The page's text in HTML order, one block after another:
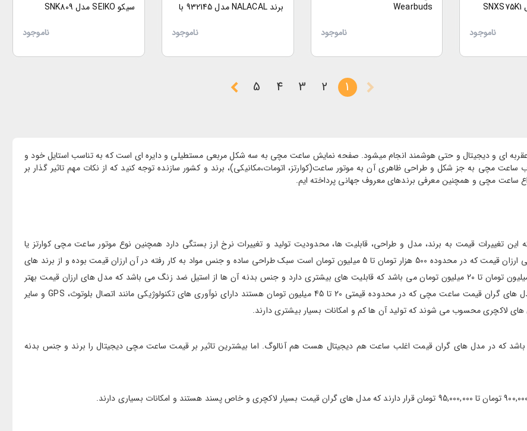
ناموجود
Wearbuds
ناموجود
برند NALACAL مدل 932145 با
ناموجود
سیکو SEIKO مدل SNK809
ناموجود
1
2
3
4
5
ای و دیجیتال و حتی هوشمند انجام میشود. صفحه نمایش ساعت مچی به سه شکل مربعی مستطیلی و دایره ای است که به تناسب استایل خود و
ساعت مچی به جز شکل و طراحی ظاهری آن به موتور ساعت(کوارتز، اتومات،مکانیکی)، برند و کشور سازنده توجه کنید که از نکات مهم تاثیر گذار بر
ساعت مچی و همچنین معرفی برندهای معروف جهانی پرداخته ایم.
500,000 تومان تا 95,000,000 تومان می باشد که این تغییرات قیمت به برند، مدل و طراحی، قابلیت ها، محدودیت تولید و تغییرات نرخ ارز بستگی دارد همچنین نوع موتور ساعت مچی کوارتز یا
مکانیکی در تعیین قیمت نهایی آن تاثیر به سزایی می گذارد. در ساعت مچی ارزان قیمت که در محدوده 500 هزار تومان تا 5 میلیون تومان است سبک طراحی ساده و جنس مواد به کار رفته در آن ارزان قیمت بوده و از برند های
معروف نیست. اما در مدل های میان رده قیمت ساعت مچی در حدود 6 میلیون تومان تا 20 میلیون تومان می باشد که قابلیت های بیشتری دارد و جنس بدنه آن ها از استیل ضد زنگ می باشد که مدل های ارزان قیمت بهتر
است و در این بازه قیمتی اکثر ساعت های مچی ضد آب هستند. اما در مدل های گران قیمت ساعت مچی که در محدوده قیمتی 20 تا 45 میلیون تومان هستند دارای نوآوری های تکنولوژیکی مانند اتصال بلوتوث، GPS و سایر
مچی دیجیتال در محدوده 1,470,000 تومان تا 17,000,000 می باشد که در مدل های گران قیمت اغلب ساعت هم دیجیتال هست هم آنالوگ. اما بیشترین تاثیر بر قیمت ساعت مچی دیجیتال را برند و جنس بدنه